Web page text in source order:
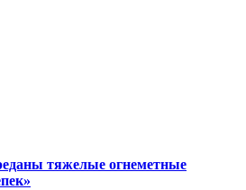
тяжелые огнеметные